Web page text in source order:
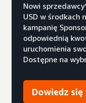
Nowi
USD w środkach
kampanię
odpowiednią
uruchomienia
Dostępne na
Dowiedz się